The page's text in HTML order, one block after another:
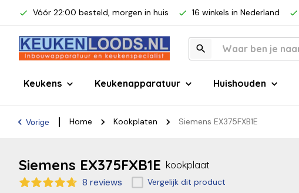
Vóór 22:00 besteld, morgen in huis 16 winkels in Nederland
Keukens Keukenapparatuur Huishouden
Vorige Home Kookplaten Siemens EX375FXB1E
Siemens EX375FXB1E kookplaat
8 reviews Vergelijk dit product